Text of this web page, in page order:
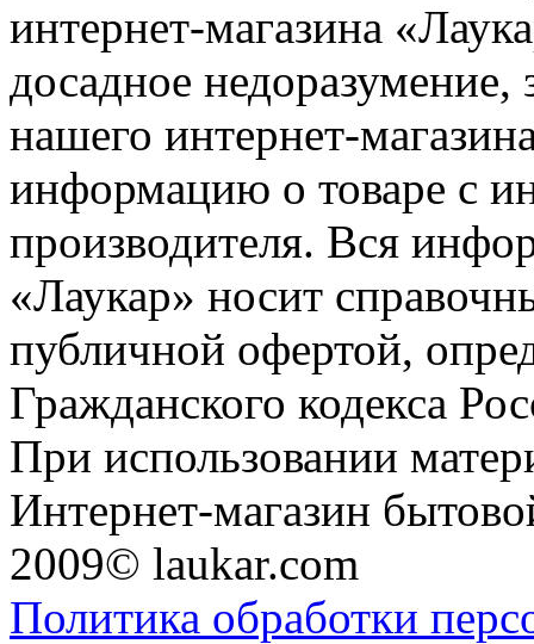
интернет-магазина
досадное недоразумение,
нашего интернет-
информацию о товаре с
производителя. Вся
«Лаукар» носит
публичной офертой,
Гражданского кодекса
При использовании
Интернет-магазин
2009© laukar.com
Политика обработки